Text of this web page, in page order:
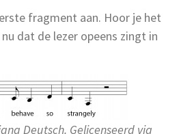
fragment aan. Hoor je het
dat de lezer opeens zingt in
Deutsch. Gelicenseerd via